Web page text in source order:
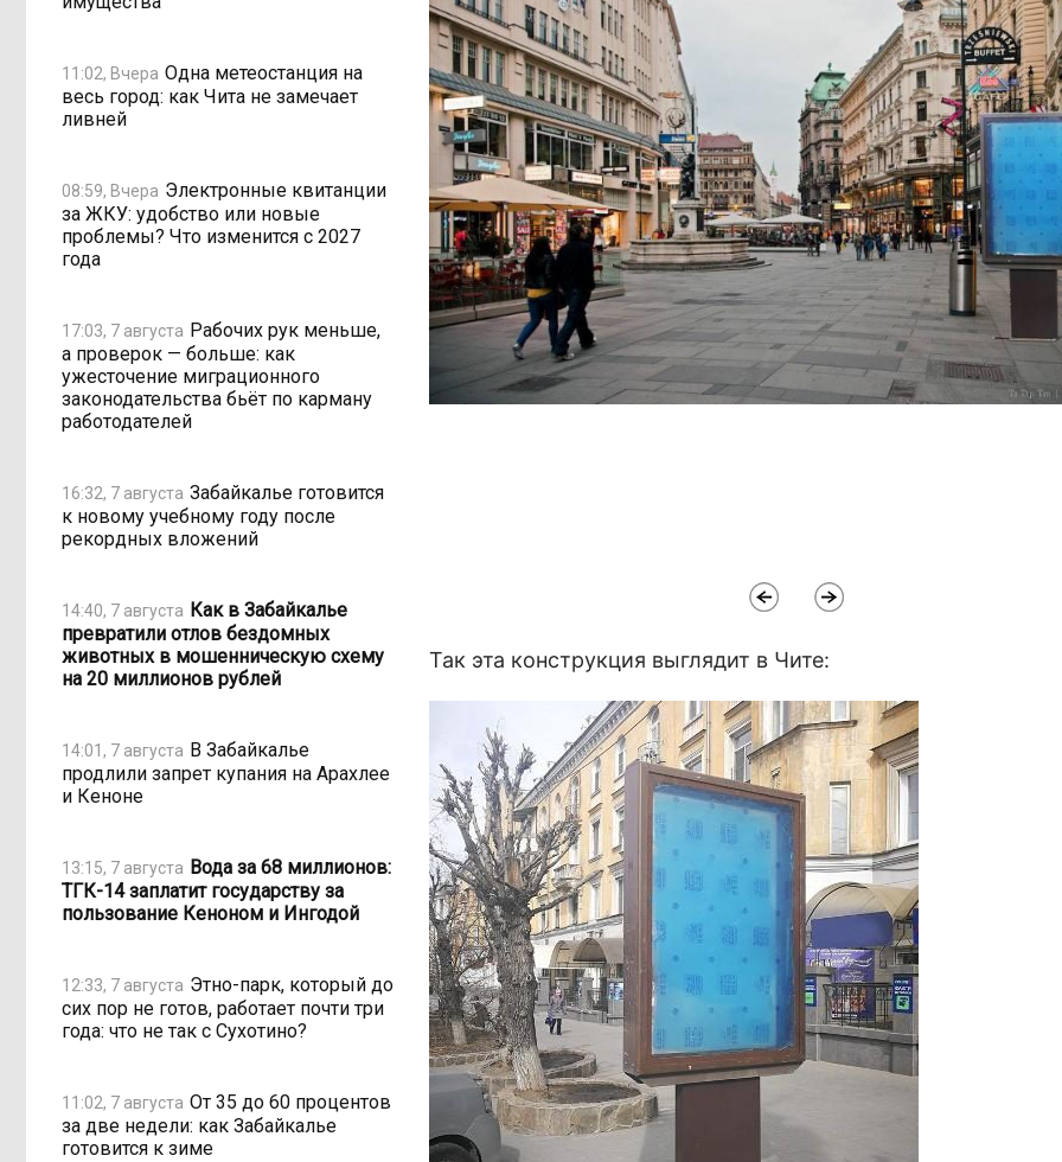
11:02, Вчера Одна метеостанция на
весь город: как Чита не замечает
ливней
08:59, Вчера Электронные квитанции
за ЖКУ: удобство или новые
проблемы? Что изменится с 2027
года
17:03, 7 августа Рабочих рук меньше,
а проверок — больше: как
ужесточение миграционного
законодательства бьёт по карману
работодателей
16:32, 7 августа Забайкалье готовится
к новому учебному году после
рекордных вложений
14:40, 7 августа Как в Забайкалье
превратили отлов бездомных
животных в мошенническую схему
на 20 миллионов рублей
14:01, 7 августа В Забайкалье
продлили запрет купания на Арахлее
и Кеноне
13:15, 7 августа Вода за 68 миллионов:
ТГК-14 заплатит государству за
пользование Кеноном и Ингодой
12:33, 7 августа Этно-парк, который до
сих пор не готов, работает почти три
года: что не так с Сухотино?
11:02, 7 августа От 35 до 60 процентов
за две недели: как Забайкалье
готовится к зиме
Так эта конструкция выглядит в Чите: